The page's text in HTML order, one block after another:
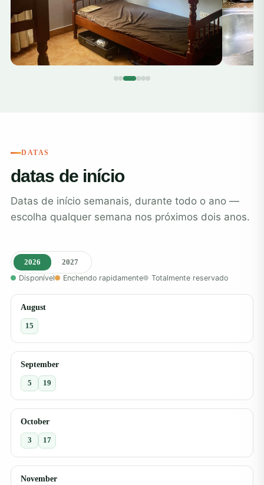
DATAS
datas de início
Datas de início semanais, durante todo o ano —
escolha qualquer semana nos próximos dois anos.
2026
2027
Disponível
Enchendo rapidamente Totalmente reservado
August
15
September
5 19
October
3 17
November